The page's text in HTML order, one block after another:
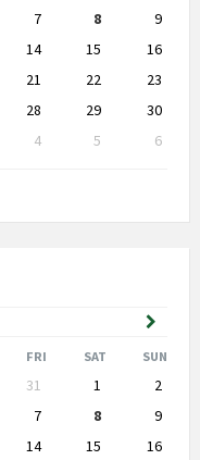
7 8
9
14 15
16
21 22
23
28 29
30
4 5
6
Month
FRI SAT SUN
31 1
2
7 8
9
14 15 16